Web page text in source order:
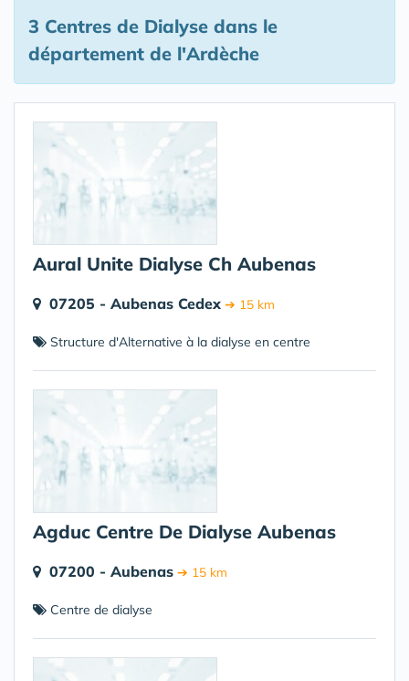
3 Centres de Dialyse dans le
département de l'Ardèche
Aural Unite Dialyse Ch Aubenas
07205 - Aubenas Cedex ➔ 15 km
Structure d'Alternative à la dialyse en centre
Agduc Centre De Dialyse Aubenas
07200 - Aubenas ➔ 15 km
Centre de dialyse